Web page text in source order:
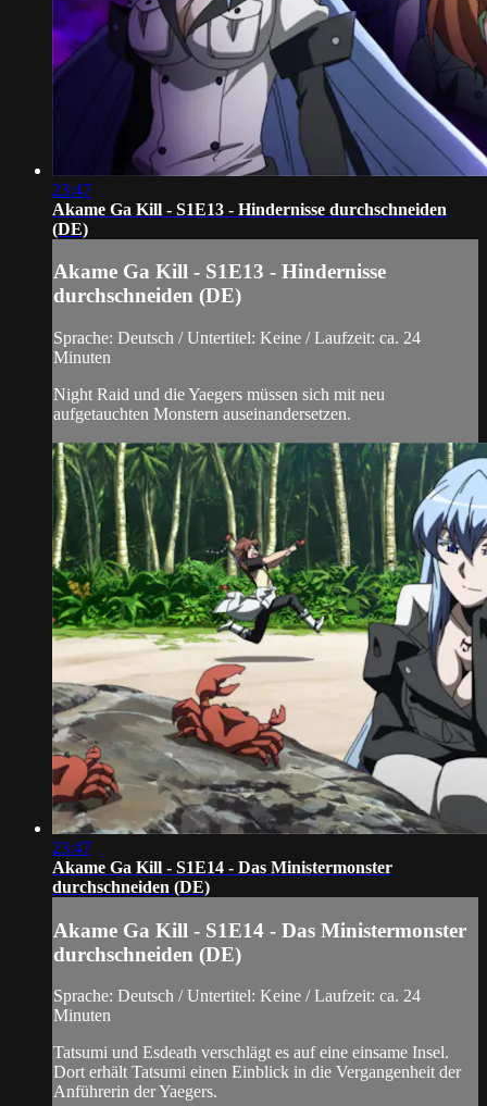
23:47
Akame Ga Kill - S1E13 - Hindernisse durchschneiden
(DE)
Akame Ga Kill - S1E13 - Hindernisse
durchschneiden (DE)
Sprache: Deutsch / Untertitel: Keine / Laufzeit: ca. 24
Minuten
Night Raid und die Yaegers müssen sich mit neu
aufgetauchten Monstern auseinandersetzen.
23:47
Akame Ga Kill - S1E14 - Das Ministermonster
durchschneiden (DE)
Akame Ga Kill - S1E14 - Das Ministermonster
durchschneiden (DE)
Sprache: Deutsch / Untertitel: Keine / Laufzeit: ca. 24
Minuten
Tatsumi und Esdeath verschlägt es auf eine einsame Insel.
Dort erhält Tatsumi einen Einblick in die Vergangenheit der
Anführerin der Yaegers.